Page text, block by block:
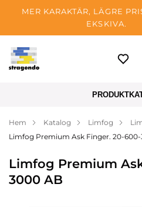
MER KARAKTÄR, LÄGRE
EKSKIVA.
Tallinn
Betalning
Blogg
Hem Katalog Limfog
Limfog Premium Ask Finger. 20-
Limfog Premium
3000 AB